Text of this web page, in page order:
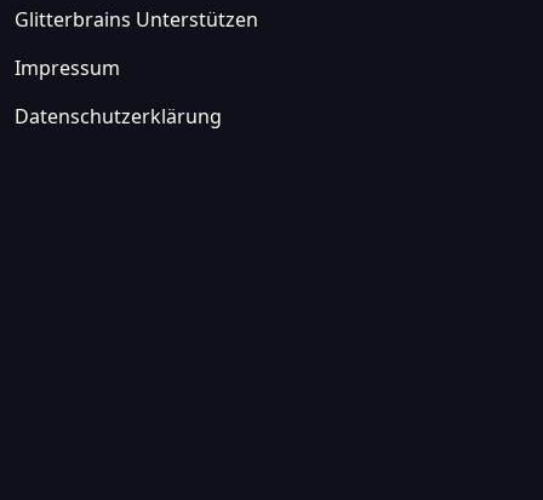
Glitterbrains Unterstützen
Impressum
Datenschutzerklärung